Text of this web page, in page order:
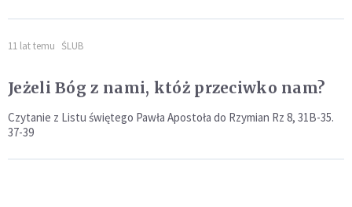
11 lat temu ŚLUB
Jeżeli Bóg z nami, któż przeciwko nam?
Czytanie z Listu świętego Pawła Apostoła do Rzymian Rz 8, 31B-35.
37-39